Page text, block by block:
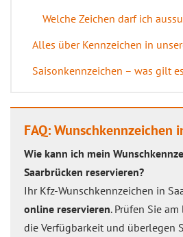
Welche Zeichen darf ich
Alles über Kennzeichen in
Saisonkennzeichen – was gilt
FAQ: Wunschkennzeichen
Wie kann ich mein
Saarbrücken reservieren?
Ihr Kfz-Wunschkennzeichen in
online reservieren. Prüfen Sie
die Verfügbarkeit und überlegen